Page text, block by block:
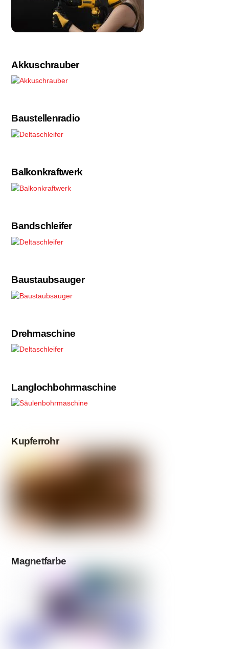
Akkuschrauber
Baustellenradio
Balkonkraftwerk
Bandschleifer
Baustaubsauger
Drehmaschine
Langlochbohrmaschine
Kupferrohr
Magnetfarbe